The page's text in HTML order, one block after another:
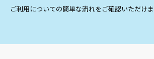
ご利用についての簡単な流れをご確認いただけま